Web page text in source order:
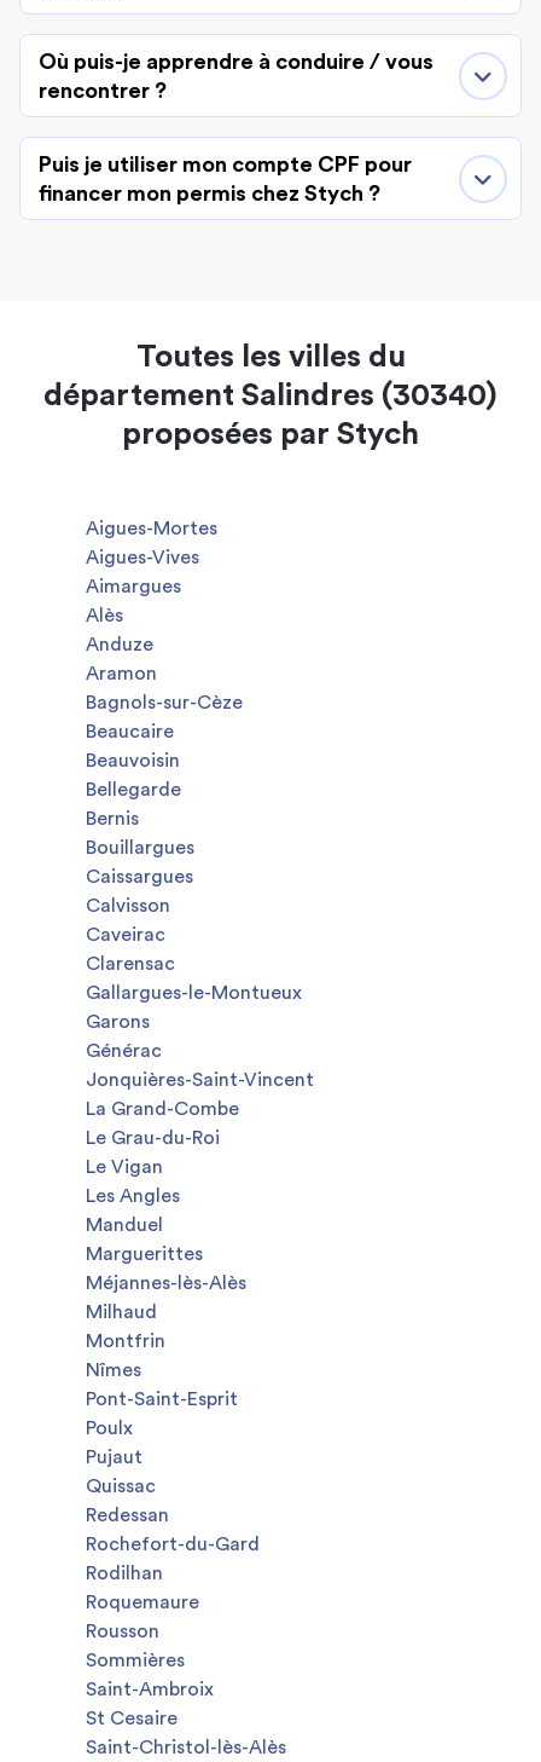
Où puis-je apprendre à conduire / vous
rencontrer ?
Puis je utiliser mon compte CPF pour
financer mon permis chez Stych ?
Toutes les villes du
département Salindres (30340)
proposées par Stych
Aigues-Mortes
Aigues-Vives
Aimargues
Alès
Anduze
Aramon
Bagnols-sur-Cèze
Beaucaire
Beauvoisin
Bellegarde
Bernis
Bouillargues
Caissargues
Calvisson
Caveirac
Clarensac
Gallargues-le-Montueux
Garons
Générac
Jonquières-Saint-Vincent
La Grand-Combe
Le Grau-du-Roi
Le Vigan
Les Angles
Manduel
Marguerittes
Méjannes-lès-Alès
Milhaud
Montfrin
Nîmes
Pont-Saint-Esprit
Poulx
Pujaut
Quissac
Redessan
Rochefort-du-Gard
Rodilhan
Roquemaure
Rousson
Sommières
Saint-Ambroix
St Cesaire
Saint-Christol-lès-Alès